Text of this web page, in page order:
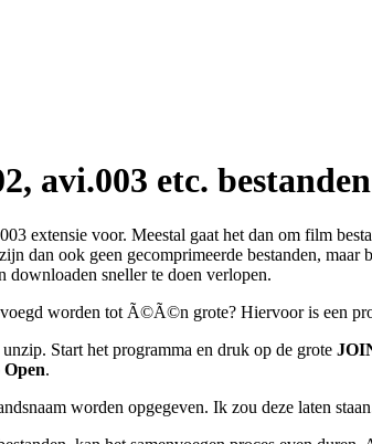
avi.003 etc.
extensie voor. Meestal gaat het dan om film
dan ook geen gecomprimeerde bestanden, maar
sneller te doen verlopen.
worden tot Ã©Ã©n grote? Hiervoor is een
Start het programma en druk op de grote
Open.
worden opgegeven. Ik zou deze laten